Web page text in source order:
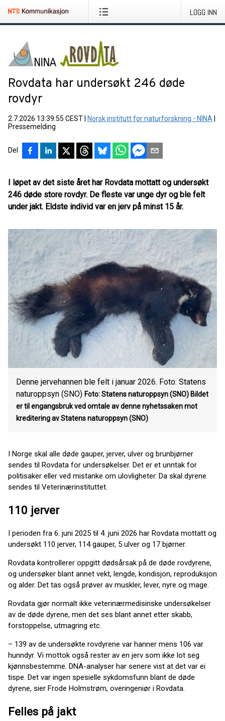
LOGG INN
Rovdata har undersøkt 246 døde
rovdyr
2.7.2026 13:39:55 CEST Norsk institutt for naturforskning - NINA
Pressemelding
Del
I løpet av det siste året har Rovdata mottatt og undersøkt
246 døde store rovdyr. De fleste var unge dyr og ble felt
under jakt. Eldste individ var en jerv på minst 15 år.
Denne jervehannen ble felt i januar 2026. Foto: Statens
naturoppsyn (SNO) Foto: Statens naturoppsyn (SNO) Bildet
er til engangsbruk ved omtale av denne nyhetssaken mot
kreditering av Statens naturoppsyn (SNO)
I Norge skal alle døde gauper, jerver, ulver og brunbjørner
sendes til Rovdata for undersøkelser. Det er et unntak for
politisaker eller ved mistanke om ulovligheter. Da skal dyrene
sendes til Veterinærinstituttet.
110 jerver
I perioden fra 6. juni 2025 til 4. juni 2026 har Rovdata mottatt og
undersøkt 110 jerver, 114 gauper, 5 ulver og 17 bjørner.
Rovdata kontrollerer oppgitt dødsårsak på de døde rovdyrene,
og undersøker blant annet vekt, lengde, kondisjon, reproduksjon
og alder. Det tas også prøver av muskler, lever, nyre og mage.
Rovdata gjør normalt ikke veterinærmedisinske undersøkelser
av de døde dyrene, men det ses blant annet etter skabb,
forstoppelse, utmagring etc.
– 139 av de undersøkte rovdyrene var hanner mens 106 var
hunndyr. Vi mottok også rester av en jerv som ikke lot seg
kjønnsbestemme. DNA-analyser har senere vist at det var ei
tispe. Det var ingen spesielle sykdomsfunn blant de døde
dyrene, sier Frode Holmstrøm, overingeniør i Rovdata.
Felles på jakt